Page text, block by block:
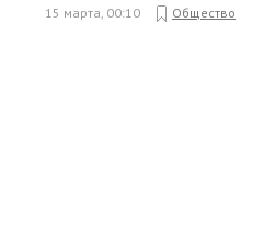
15 марта, 00:10 Общество